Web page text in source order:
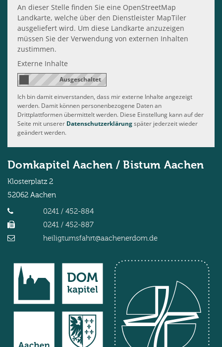
An dieser Stelle finden Sie eine OpenStreetMap
Landkarte, welche über den Dienstleister MapTiler
ausgeliefert wird. Um diese Landkarte anzuzeigen
müssen Sie der Verwendung von externen Inhalten
zustimmen.
Externe Inhalte
Ich bin damit einverstanden, dass mir externe Inhalte angezeigt
werden. Damit können personenbezogene Daten an
Drittplattformen übermittelt werden. Diese Einstellung kann auf der
Seite mit unserer Datenschutzerklärungspäter jederzeit wieder
geändert werden.
Domkapitel Aachen / Bistum Aachen
Klosterplatz 2
52062 Aachen
0241 / 452-884
0241 / 452-887
heiligtumsfahrt@aachenerdom.de